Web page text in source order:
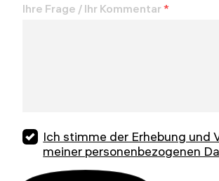
Ihre Frage / Ihr Kommentar*
Ich stimme der Erhebung und
meiner personenbezogenen